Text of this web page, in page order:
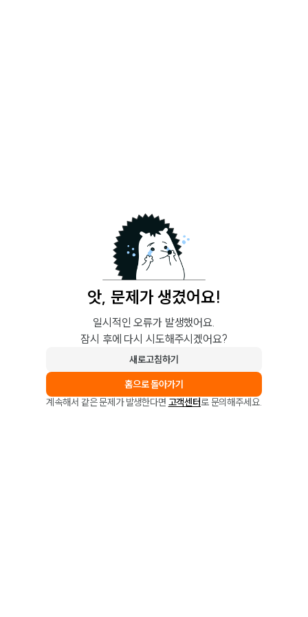
앗, 문제가 생겼어요!
일시적인 오류가 발생했어요.
잠시 후에 다시 시도해주시겠어요?
새로고침하기
홈으로 돌아가기
계속해서 같은 문제가 발생한다면 고객센터로 문의해주세요.